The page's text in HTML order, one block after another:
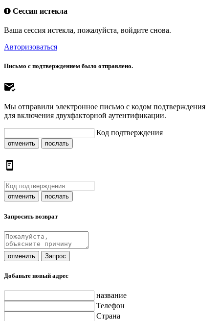
Сессия истекла
Ваша сессия истекла, пожалуйста, войдите снова.
Авторизоваться
Письмо с подтверждением было отправлено.
Мы отправили электронное письмо с кодом подтверждения
для включения двухфакторной аутентификации.
Код подтверждения
отменить послать
отменить послать
Запросить возврат
отменить Запрос
Добавьте новый адрес
название
Телефон
Страна